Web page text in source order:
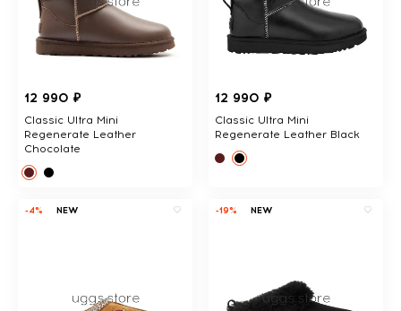
12 990 ₽
Classic Ultra Mini
Regenerate Leather
Chocolate
12 990 ₽
Classic Ultra Mini
Regenerate Leather Black
-4% NEW -19% NEW